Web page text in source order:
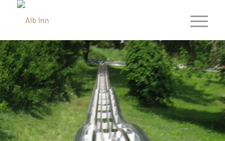
BOBBAHN
DONNSTETTEN
ENTFERNUNG CA. 8 KM